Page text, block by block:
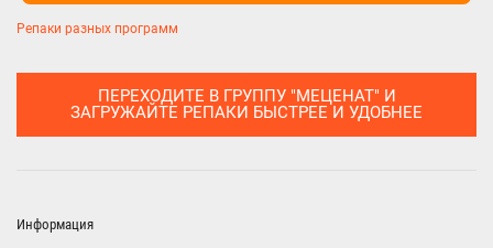
Репаки разных программ
ПЕРЕХОДИТЕ В ГРУППУ "МЕЦЕНАТ" И
ЗАГРУЖАЙТЕ РЕПАКИ БЫСТРЕЕ И УДОБНЕЕ
Информация